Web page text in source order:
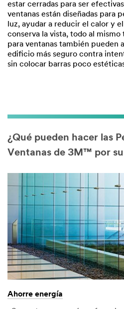
estar cerradas para ser
ventanas están diseñadas para
luz, ayudar a reducir el calor y
conserva la vista, todo al
para ventanas también pueden
edificio más seguro contra
sin colocar barras poco
¿Qué pueden hacer las
Ventanas de 3M™ por
Ahorre energía